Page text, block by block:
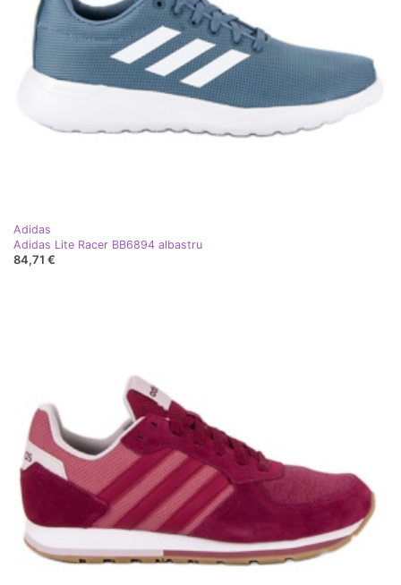
Adidas
Adidas Lite Racer BB6894 albastru
84,71 €